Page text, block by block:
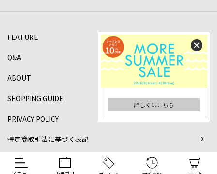
詳しくはこちら
FEATURE
Q&A
ABOUT
SHOPPING GUIDE
PRIVACY POLICY
特定商取引法に基づく表記